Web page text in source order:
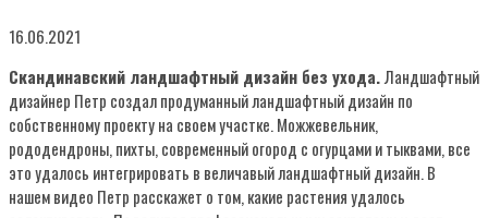
16.06.2021
Скандинавский ландшафтный дизайн без ухода.Ландшафтный
дизайнер Петр создал продуманный ландшафтный дизайн по
собственному проекту на своем участке. Можжевельник,
рододендроны, пихты, современный огород с огурцами и тыквами, все
это удалось интегрировать в величавый ландшафтный дизайн. В
нашем видео Петр расскажет о том, какие растения удалось